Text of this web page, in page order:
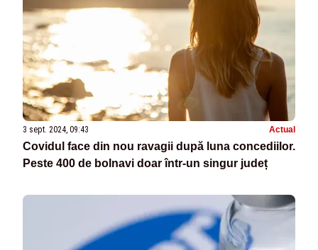
3 sept. 2024, 09:43 Actual
Covidul face din nou ravagii după luna concediilor.
Peste 400 de bolnavi doar într-un singur județ